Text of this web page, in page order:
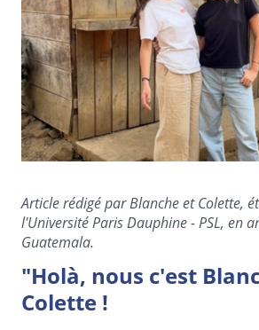
Article rédigé par Blanche et Colette,
l'Université Paris Dauphine - PSL, en
Guatemala.
"Holà, nous c'est
Colette !